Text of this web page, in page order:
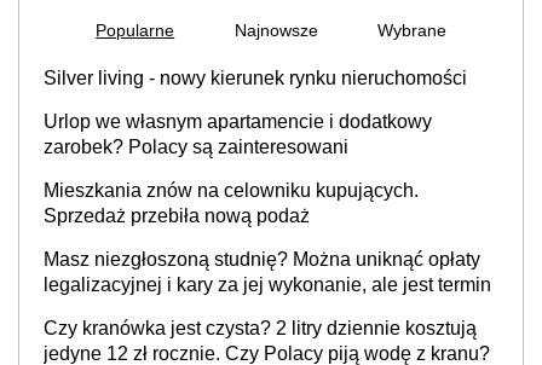
Popularne Najnowsze Wybrane
Silver living - nowy kierunek rynku nieruchomości
Urlop we własnym apartamencie i dodatkowy
zarobek? Polacy są zainteresowani
Mieszkania znów na celowniku kupujących.
Sprzedaż przebiła nową podaż
Masz niezgłoszoną studnię? Można uniknąć opłaty
legalizacyjnej i kary za jej wykonanie, ale jest termin
Czy kranówka jest czysta? 2 litry dziennie kosztują
jedyne 12 zł rocznie. Czy Polacy piją wodę z kranu?